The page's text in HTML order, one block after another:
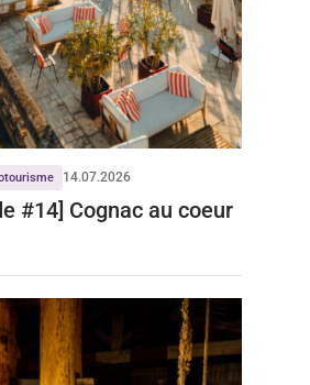
14.07.2026
#14] Cognac au coeur